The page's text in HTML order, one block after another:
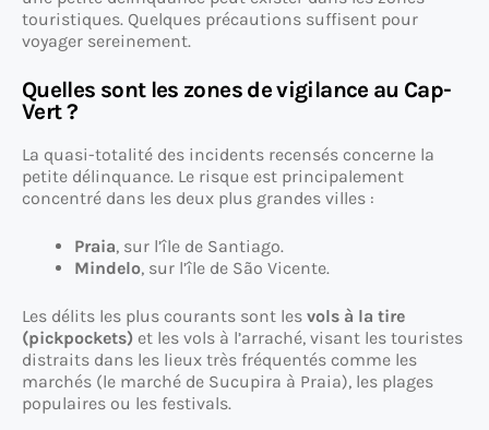
touristiques. Quelques précautions suffisent pour
voyager sereinement.
Quelles sont les zones de vigilance au Cap-
Vert ?
La quasi-totalité des incidents recensés concerne la
petite délinquance. Le risque est principalement
concentré dans les deux plus grandes villes :
Praia, sur l’île de Santiago.
Mindelo, sur l’île de São Vicente.
Les délits les plus courants sont les vols à la tire
(pickpockets) et les vols à l’arraché, visant les touristes
distraits dans les lieux très fréquentés comme les
marchés (le marché de Sucupira à Praia), les plages
populaires ou les festivals.